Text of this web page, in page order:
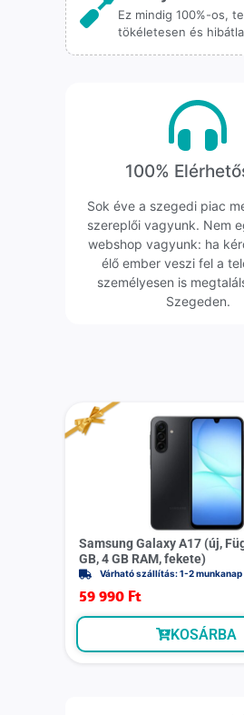
Ez mindig 100%-os,
tökéletesen és
100%
Sok éve a szegedi piac
szereplői vagyunk. Nem
webshop vagyunk: ha
élő ember veszi fel a
személyesen is
Szegeden.
Samsung Galaxy A17 (új,
GB, 4 GB RAM, fekete)
Várható szállítás: 1-2 munkanap
59 990 Ft
KOSÁRBA